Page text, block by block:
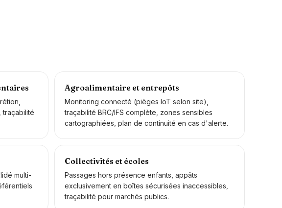
traçabilité
Agroalimentaire et entrepôts
Monitoring connecté (pièges IoT selon site),
traçabilité BRC/IFS complète, zones sensibles
cartographiées, plan de continuité en cas d'alerte.
multi-
Collectivités et écoles
Passages hors présence enfants, appâts
exclusivement en boîtes sécurisées inaccessibles,
traçabilité pour marchés publics.